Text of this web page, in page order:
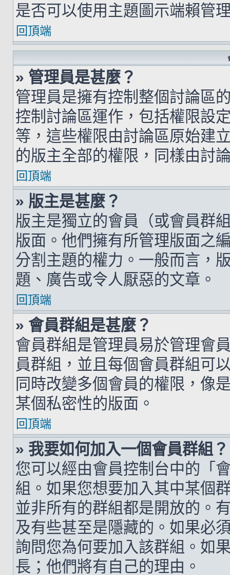
是否可以使用主題圖示端賴管
回頂端
» 管理員是甚麼？
管理員是擁有控制整個討論區
控制討論區運作，包括權限設
等，這些權限由討論區原始建
的版主全部的權限，同樣由討
回頂端
» 版主是甚麼？
版主是獨立的會員（或會員群
版面。他們擁有所管理版面之
分割主題的權力。一般而言，
題、廣告或令人厭惡的文章。
回頂端
» 會員群組是甚麼？
會員群組是管理員易於管理會
員群組，並且每個會員群組可
同時改變多個會員的權限，像
某個私密性的版面。
回頂端
» 我要如何加入一個會員群組？
您可以經由會員控制台中的「
組。如果您想要加入其中某個
並非所有的群組都是開放的。
及有些甚至是隱藏的。如果必
詢問您為何要加入該群組。如
長；他們將有自己的理由。